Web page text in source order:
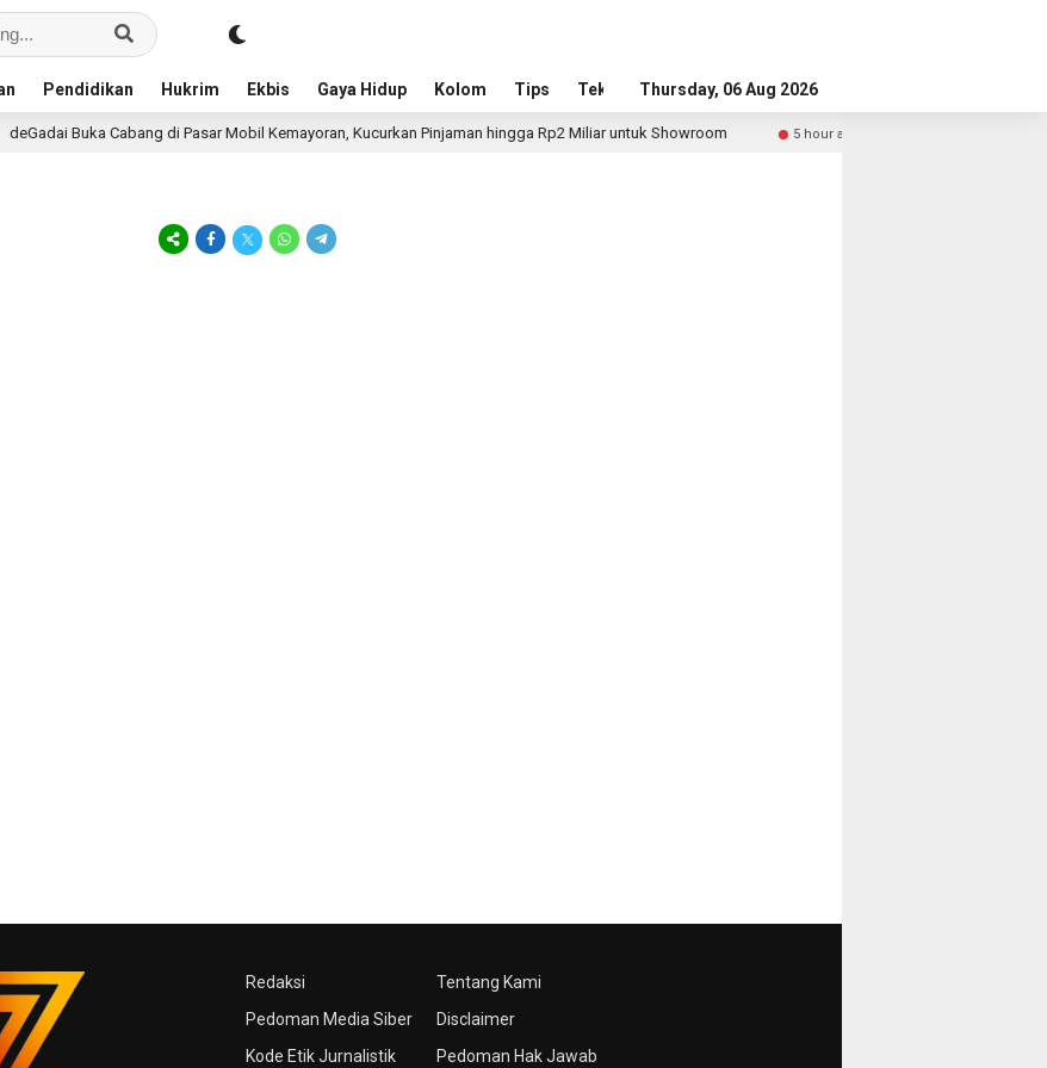
Pendidikan Hukrim Ekbis Gaya Hidup Kolom Tips Tekno Thursday, 06 Aug 2026
Buka Cabang di Pasar Mobil Kemayoran, Kucurkan Pinjaman hingga Rp2 Miliar untuk Showroom 5 hour ago
Redaksi
Pedoman Media Siber
Kode Etik Jurnalistik
Tentang Kami
Disclaimer
Pedoman Hak Jawab